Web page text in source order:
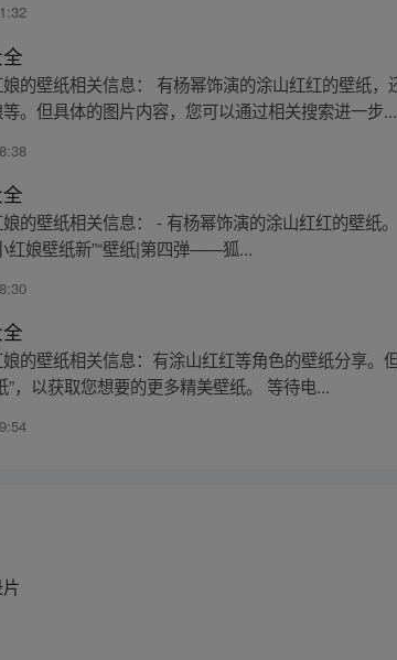
的壁纸相关信息： 有杨幂饰演的涂山红红的壁纸
。但具体的图片内容，您可以通过相关搜索进一步...
的壁纸相关信息： - 有杨幂饰演的涂山红红的壁
红娘壁纸新”“壁纸|第四弹——狐...
的壁纸相关信息：有涂山红红等角色的壁纸分享。
”，以获取您想要的更多精美壁纸。 等待电...